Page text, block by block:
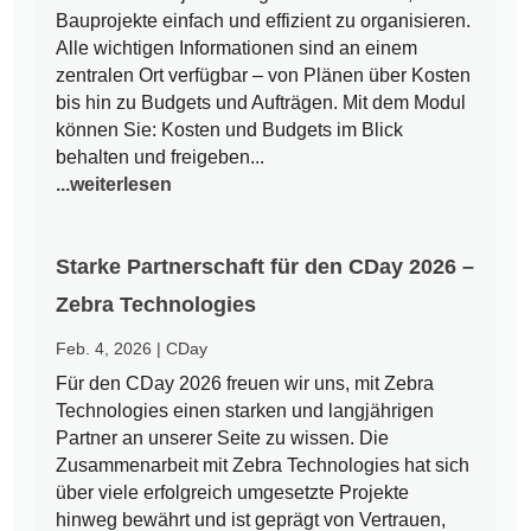
Bauprojekte einfach und effizient zu organisieren.
Alle wichtigen Informationen sind an einem
zentralen Ort verfügbar – von Plänen über Kosten
bis hin zu Budgets und Aufträgen. Mit dem Modul
können Sie: Kosten und Budgets im Blick
behalten und freigeben...
...weiterlesen
Starke Partnerschaft für den CDay 2026 –
Zebra Technologies
Feb. 4, 2026 |CDay
Für den CDay 2026 freuen wir uns, mit Zebra
Technologies einen starken und langjährigen
Partner an unserer Seite zu wissen. Die
Zusammenarbeit mit Zebra Technologies hat sich
über viele erfolgreich umgesetzte Projekte
hinweg bewährt und ist geprägt von Vertrauen,